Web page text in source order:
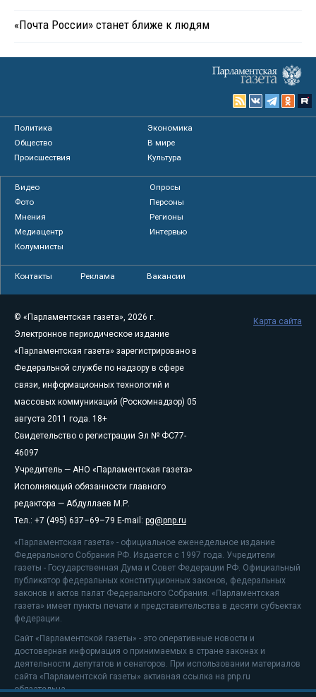
«Почта России» станет ближе к людям
Политика
Экономика
Общество
В мире
Происшествия
Культура
Видео
Опросы
Фото
Персоны
Мнения
Регионы
Медиацентр
Интервью
Колумнисты
Контакты Реклама Вакансии
© «Парламентская газета», 2026 г.
Электронное периодическое издание
«Парламентская газета» зарегистрировано в
Федеральной службе по надзору в сфере
связи, информационных технологий и
массовых коммуникаций (Роскомнадзор) 05
августа 2011 года. 18+
Свидетельство о регистрации Эл № ФС77-
46097
Учредитель — АНО «Парламентская газета»
Исполняющий обязанности главного
редактора — Абдуллаев М.Р.
Тел.: +7 (495) 637–69–79 E-mail: pg@pnp.ru
«Парламентская газета» - официальное еженедельное издание
Федерального Собрания РФ. Издается с 1997 года. Учредители
газеты - Государственная Дума и Совет Федерации РФ. Официальный
публикатор федеральных конституционных законов, федеральных
законов и актов палат Федерального Собрания. «Парламентская
газета» имеет пункты печати и представительства в десяти субъектах
федерации.
Сайт «Парламентской газеты» - это оперативные новости и
достоверная информация о принимаемых в стране законах и
деятельности депутатов и сенаторов. При использовании материалов
сайта «Парламентской газеты» активная ссылка на pnp.ru
обязательна.
Карта сайта